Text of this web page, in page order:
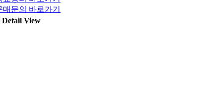
매문의 바로가기
Detail View